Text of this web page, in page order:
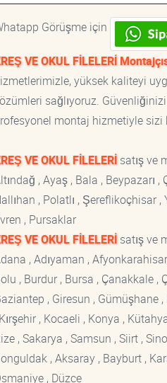
Görüşme için
VE OKUL FİLELERİ
yüksek kaliteyi
sağlıyoruz.
montaj hizmetiyle sizi
VE OKUL FİLELERİ satış ve
, Ayaş , Bala , Beypazarı
, Polatlı , Şereflikoçhisar
, Pursaklar
VE OKUL FİLELERİ satış ve
, Adıyaman ,
, Burdur , Bursa , Çanakkale ,
, Giresun , Gümüşhane
, Kocaeli , Konya ,
, Sakarya , Samsun , Siirt ,
, Aksaray , Bayburt ,
, Düzce